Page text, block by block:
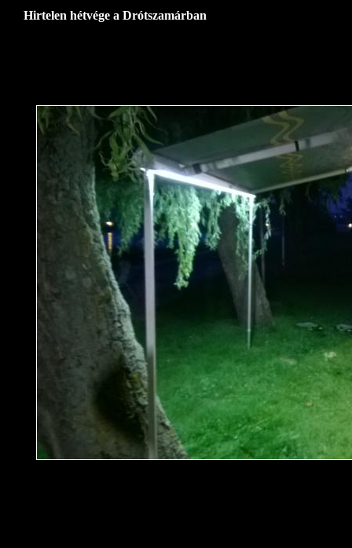
Hirtelen hétvége a Drótszamárban